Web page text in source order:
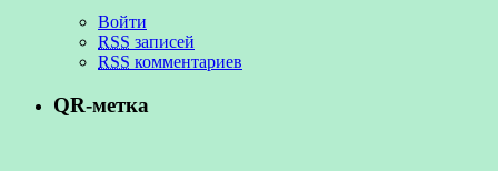
Войти
RSS записей
RSS комментариев
QR-метка